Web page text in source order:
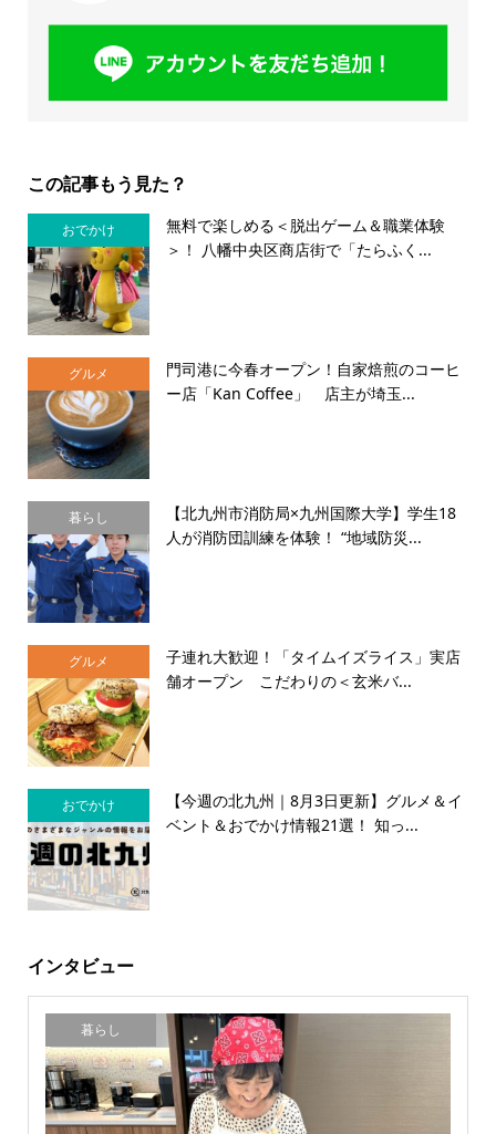
この記事もう見た？
おでかけ
無料で楽しめる＜脱出ゲーム＆職業体験
＞！ 八幡中央区商店街で「たらふく...
グルメ
門司港に今春オープン！自家焙煎のコーヒ
ー店「Kan Coffee」 店主が埼玉...
暮らし
【北九州市消防局×九州国際大学】学生18
人が消防団訓練を体験！ “地域防災...
グルメ
子連れ大歓迎！「タイムイズライス」実店
舗オープン こだわりの＜玄米バ...
おでかけ
【今週の北九州｜8月3日更新】グルメ＆イ
ベント＆おでかけ情報21選！ 知っ...
インタビュー
暮らし